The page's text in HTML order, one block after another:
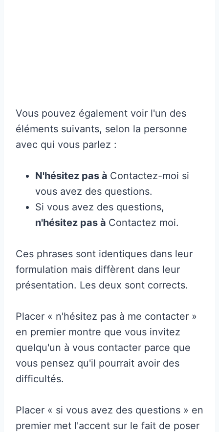
Vous pouvez également voir l'un des
éléments suivants, selon la personne
avec qui vous parlez :
N'hésitez pas à Contactez-moi si
vous avez des questions.
Si vous avez des questions,
n'hésitez pas à Contactez moi.
Ces phrases sont identiques dans leur
formulation mais diffèrent dans leur
présentation. Les deux sont corrects.
Placer « n'hésitez pas à me contacter »
en premier montre que vous invitez
quelqu'un à vous contacter parce que
vous pensez qu'il pourrait avoir des
difficultés.
Placer « si vous avez des questions » en
premier met l'accent sur le fait de poser